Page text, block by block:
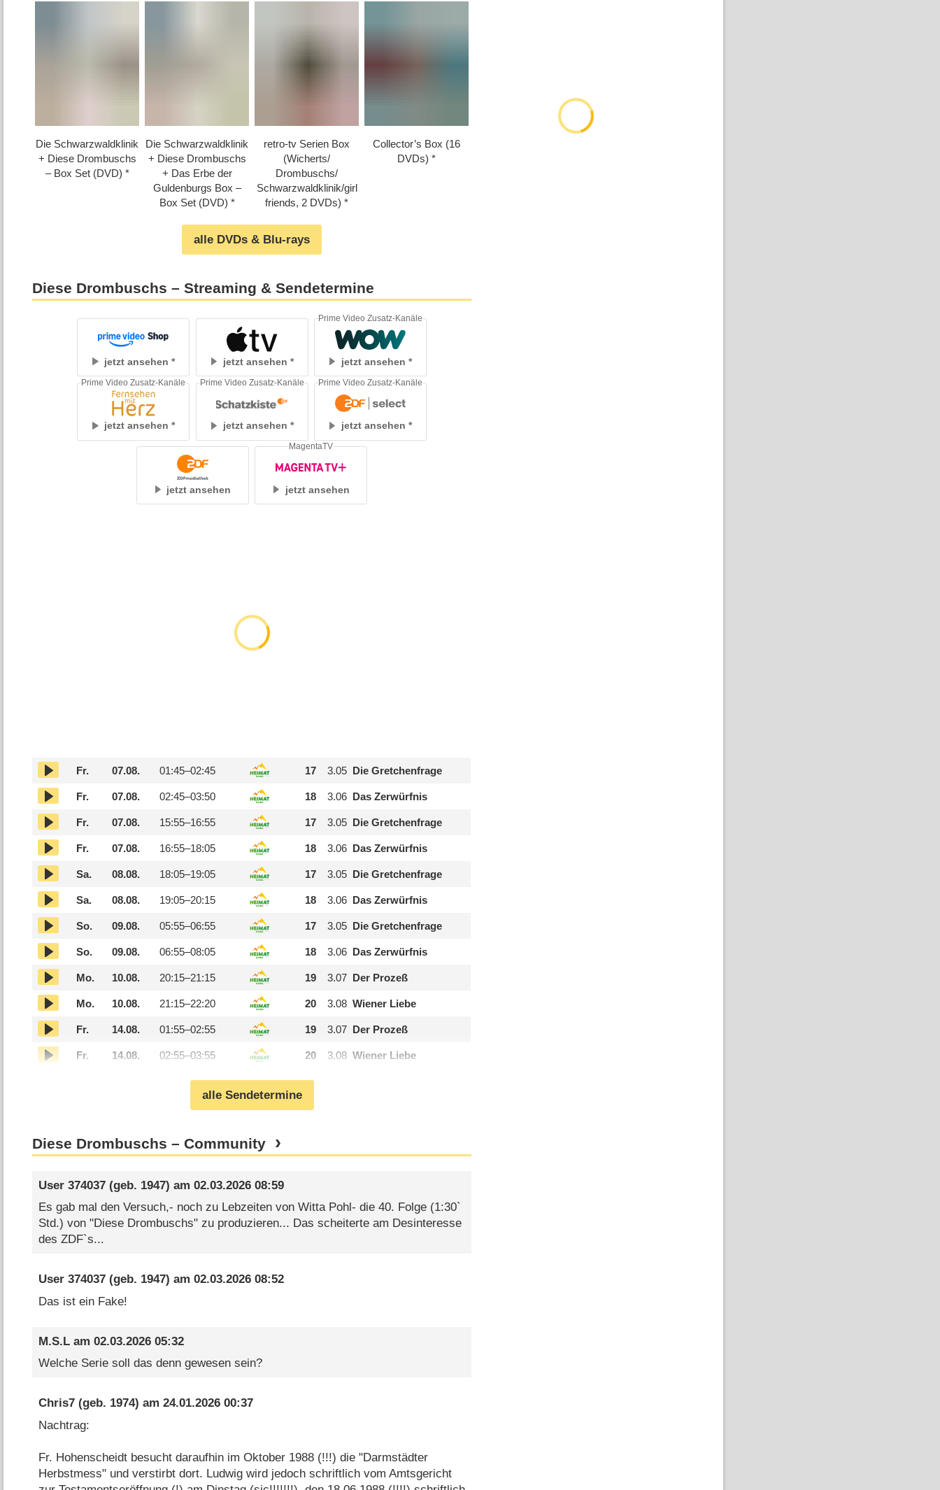
Die Schwarzwaldklinik
+ Diese Drombuschs
– Box Set (DVD)
Die Schwarzwaldklinik
+ Diese Drombuschs
+ Das Erbe der
Guldenburgs Box –
Box Set (DVD)
retro-tv Serien Box
(Wicherts/​​
Drombuschs/​​
Schwarzwaldklinik/​​girl
friends, 2 DVDs)
Collector’s Box (16
DVDs)
alle DVDs & Blu-rays
Diese Drombuschs – Streaming & Sendetermine
jetzt ansehen jetzt ansehen jetzt ansehen
Prime Video Zusatz-Kanäle
jetzt ansehen
Prime Video Zusatz-Kanäle
jetzt ansehen
Prime Video Zusatz-Kanäle
jetzt ansehen
Prime Video Zusatz-Kanäle
jetzt ansehen jetzt ansehen
MagentaTV
Fr. 07.08. 01:45–02:45 17 3.05 Die Gretchenfrage
Fr. 07.08. 02:45–03:50 18 3.06 Das Zerwürfnis
Fr. 07.08. 15:55–16:55 17 3.05 Die Gretchenfrage
Fr. 07.08. 16:55–18:05 18 3.06 Das Zerwürfnis
Sa. 08.08. 18:05–19:05 17 3.05 Die Gretchenfrage
Sa. 08.08. 19:05–20:15 18 3.06 Das Zerwürfnis
So. 09.08. 05:55–06:55 17 3.05 Die Gretchenfrage
So. 09.08. 06:55–08:05 18 3.06 Das Zerwürfnis
Mo. 10.08. 20:15–21:15 19 3.07 Der Prozeß
Mo. 10.08. 21:15–22:20 20 3.08 Wiener Liebe
Fr. 14.08. 01:55–02:55 19 3.07 Der Prozeß
Fr. 14.08. 02:55–03:55 20 3.08 Wiener Liebe
alle Sendetermine
Diese Drombuschs – Community
User 374037(geb. 1947) am 02.03.2026 08:59
Es gab mal den Versuch,- noch zu Lebzeiten von Witta Pohl- die 40. Folge (1:30`
Std.) von "Diese Drombuschs" zu produzieren... Das scheiterte am Desinteresse
des ZDF`s...
User 374037(geb. 1947) am 02.03.2026 08:52
Das ist ein Fake!
M.S.Lam 02.03.2026 05:32
Welche Serie soll das denn gewesen sein?
Chris7(geb. 1974) am 24.01.2026 00:37
Nachtrag:
Fr. Hohenscheidt besucht daraufhin im Oktober 1988 (!!!) die "Darmstädter
Herbstmess" und verstirbt dort. Ludwig wird jedoch schriftlich vom Amtsgericht